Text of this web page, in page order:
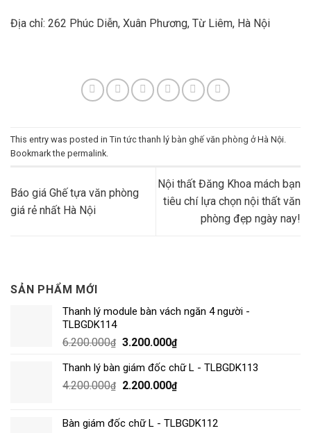
SẢN PHẨM MỚI
Thanh lý module bàn vách ngăn 4 người -
TLBGDK114
6.200.000₫ 3.200.000₫
Thanh lý bàn giám đốc chữ L - TLBGDK113
4.200.000₫ 2.200.000₫
Bàn giám đốc chữ L - TLBGDK112
Địa chỉ: 262 Phúc Diễn, Xuân Phương, Từ Liêm, Hà Nội
This entry was posted in Tin tức thanh lý bàn ghế văn phòng ở Hà Nội
Bookmark the permalink
Báo giá Ghế tựa văn phòng
giá rẻ nhất Hà Nội
Nội thất Đăng Khoa mách bạn
tiêu chí lựa chọn nội thất văn
phòng đẹp ngày nay!